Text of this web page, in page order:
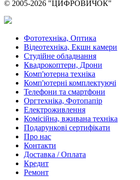
© 2005-2026 "ЦИФРОВИЧОК"
Фототехніка, Оптика
Відеотехніка, Екшн камери
Студійне обладнання
Квадрокоптери, Дрони
Комп'ютерна техніка
Комп'ютерні комплектуючі
Телефони та смартфони
Оргтехніка, Фотопапір
Електроживлення
Комісійна, вживана техніка
Подарункові сертифікати
Про нас
Контакти
Доставка / Оплата
Кредит
Ремонт